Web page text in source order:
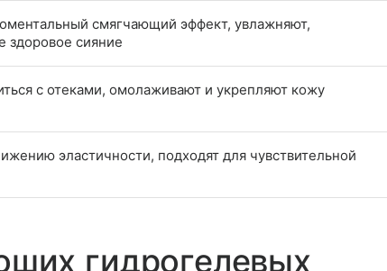
смягчающий эффект, увлажняют,
здоровое сияние
с отеками, омолаживают и укрепляют кожу
эластичности, подходят для чувствительной
гидрогелевых